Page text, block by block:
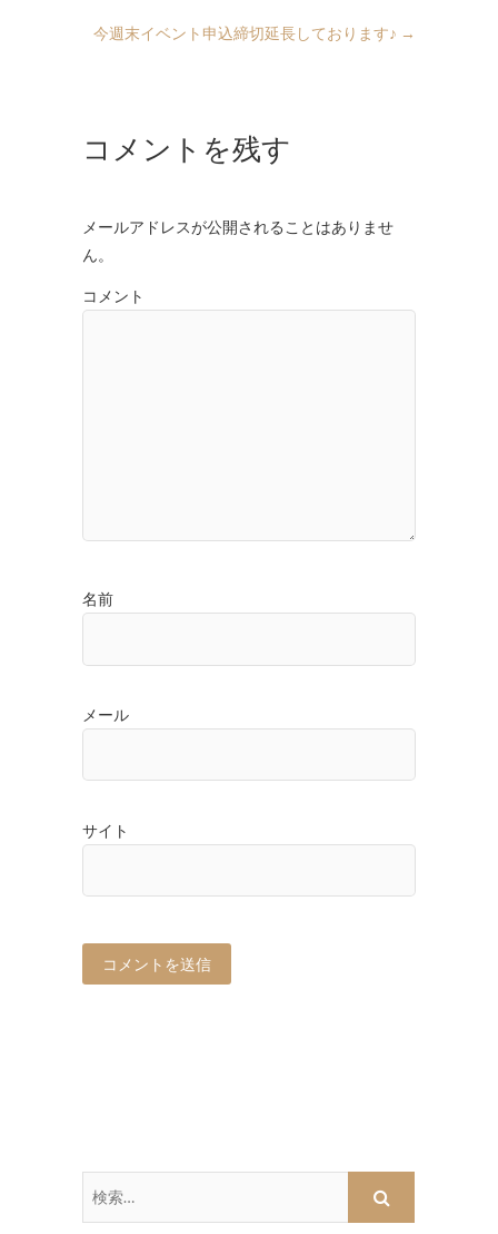
今週末イベント申込締切延長しております♪ →
コメントを残す
メールアドレスが公開されることはありませ
ん。
コメント
名前
メール
サイト